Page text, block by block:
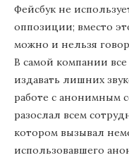
Фейсбук не
оппозиции; вместо
можно и нельзя
В самой компании
издавать лишних
работе с анонимным
разослал всем
котором вызывал
использовавшего